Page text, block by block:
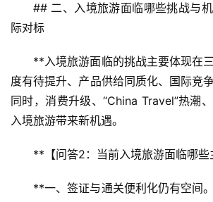
## 二、入境旅游面临哪些挑战与
际对标
**入境旅游面临的挑战主要体现在
度有待提升、产品供给同质化、国际竞
同时，消费升级、“China Travel”热潮
入境旅游带来新机遇。
**【问答2：当前入境旅游面临哪
**一、签证与通关便利化仍有空间